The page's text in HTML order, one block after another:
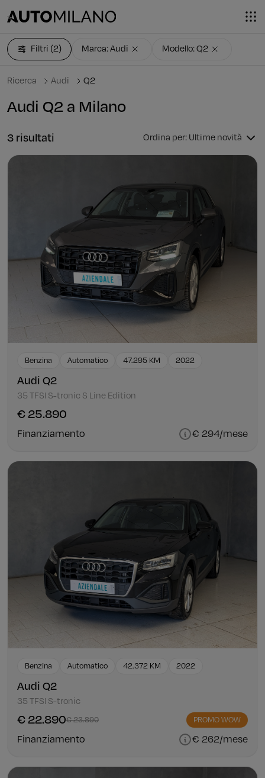
Ricerca Audi Q2
Audi Q2 a Milano
Filtri (2) Marca: Audi Modello: Q2
3 risultati Ordina per: Ultime novità
Benzina Automatico 47.295 KM 2022
Audi Q2
35 TFSI S-tronic S Line Edition
€ 25.890
Finanziamento € 294/mese
Benzina Automatico 42.372 KM 2022
Audi Q2
35 TFSI S-tronic
€ 22.890€ 23.890 PROMO WOW
Finanziamento € 262/mese